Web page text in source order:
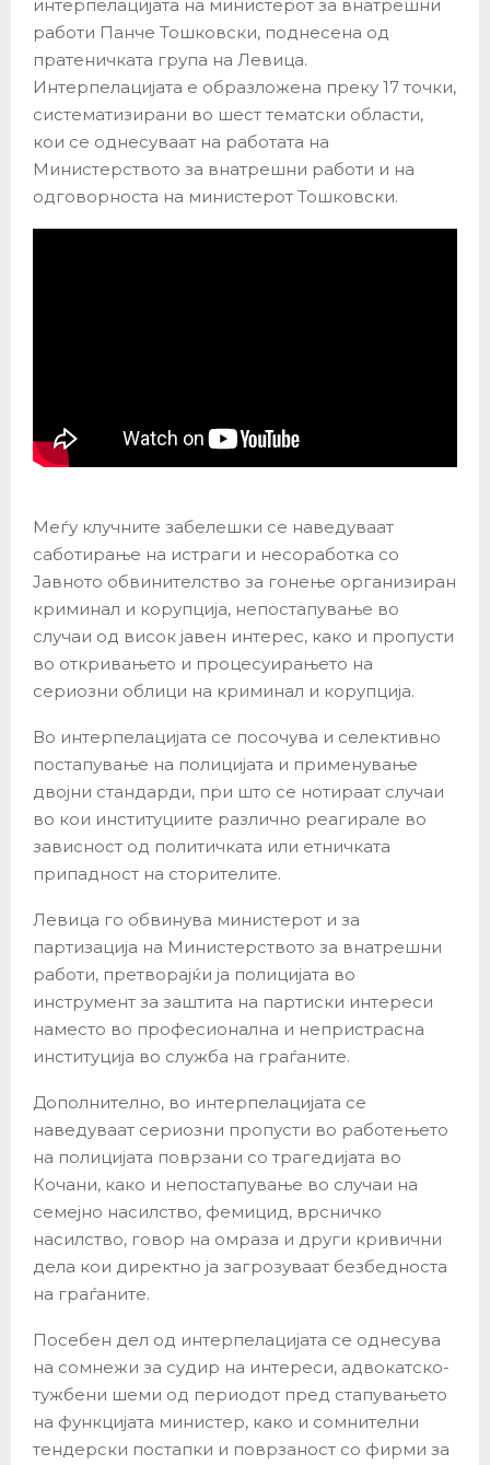
интерпелацијата на министерот за внатрешни
работи Панче Тошковски, поднесена од
пратеничката група на Левица.
Интерпелацијата е образложена преку 17 точки,
систематизирани во шест тематски области,
кои се однесуваат на работата на
Министерството за внатрешни работи и на
одговорноста на министерот Тошковски.
Меѓу клучните забелешки се наведуваат
саботирање на истраги и несоработка со
Јавното обвинителство за гонење организиран
криминал и корупција, непостапување во
случаи од висок јавен интерес, како и пропусти
во откривањето и процесуирањето на
сериозни облици на криминал и корупција.
Во интерпелацијата се посочува и селективно
постапување на полицијата и применување
двојни стандарди, при што се нотираат случаи
во кои институциите различно реагирале во
зависност од политичката или етничката
припадност на сторителите.
Левица го обвинува министерот и за
партизација на Министерството за внатрешни
работи, претворајќи ја полицијата во
инструмент за заштита на партиски интереси
наместо во професионална и непристрасна
институција во служба на граѓаните.
Дополнително, во интерпелацијата се
наведуваат сериозни пропусти во работењето
на полицијата поврзани со трагедијата во
Кочани, како и непостапување во случаи на
семејно насилство, фемицид, врсничко
насилство, говор на омраза и други кривични
дела кои директно ја загрозуваат безбедноста
на граѓаните.
Посебен дел од интерпелацијата се однесува
на сомнежи за судир на интереси, адвокатско-
тужбени шеми од периодот пред стапувањето
на функцијата министер, како и сомнителни
тендерски постапки и поврзаност со фирми за